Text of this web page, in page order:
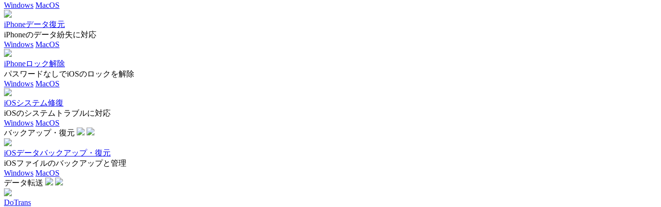
Windows MacOS
iPhoneデータ復元
iPhoneのデータ紛失に対応
Windows MacOS
iPhoneロック解除
パスワードなしでiOSのロックを解除
Windows MacOS
iOSシステム修復
iOSのシステムトラブルに対応
Windows MacOS
バックアップ・復元
iOSデータバックアップ・復元
iOSファイルのバックアップと管理
Windows MacOS
データ転送
DoTrans